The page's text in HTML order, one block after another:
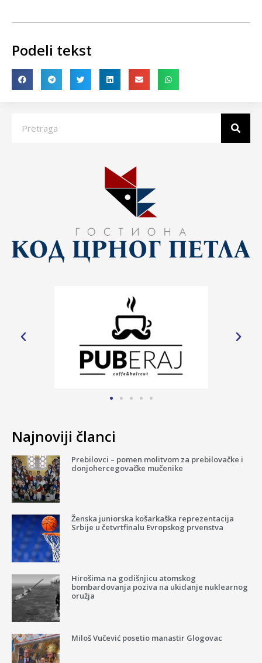
Podeli tekst
Najnoviji članci
Prebilovci – pomen molitvom za prebilovačke i
donjohercegovačke mučenike
Ženska juniorska košarkaška reprezentacija
Srbije u četvrtfinalu Evropskog prvenstva
Hirošima na godišnjicu atomskog
bombardovanja poziva na ukidanje nuklearnog
oružja
Miloš Vučević posetio manastir Glogovac